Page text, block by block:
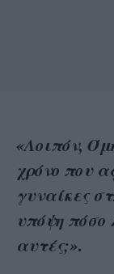
«Λοιπόν,
χρόνο που
γυναίκες
υπόψη πόσο
αυτές;».